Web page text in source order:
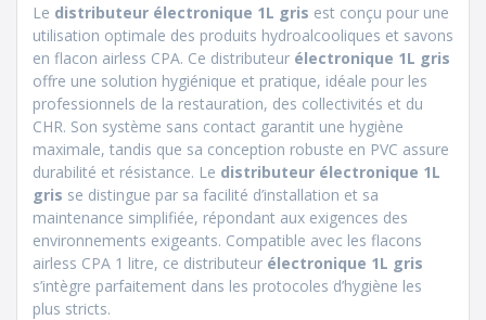
Le distributeur électronique 1L gris est conçu pour une
utilisation optimale des produits hydroalcooliques et savons
en flacon airless CPA. Ce distributeur électronique 1L gris
offre une solution hygiénique et pratique, idéale pour les
professionnels de la restauration, des collectivités et du
CHR. Son système sans contact garantit une hygiène
maximale, tandis que sa conception robuste en PVC assure
durabilité et résistance. Le distributeur électronique 1L
gris se distingue par sa facilité d’installation et sa
maintenance simplifiée, répondant aux exigences des
environnements exigeants. Compatible avec les flacons
airless CPA 1 litre, ce distributeur électronique 1L gris
s’intègre parfaitement dans les protocoles d’hygiène les
plus stricts.